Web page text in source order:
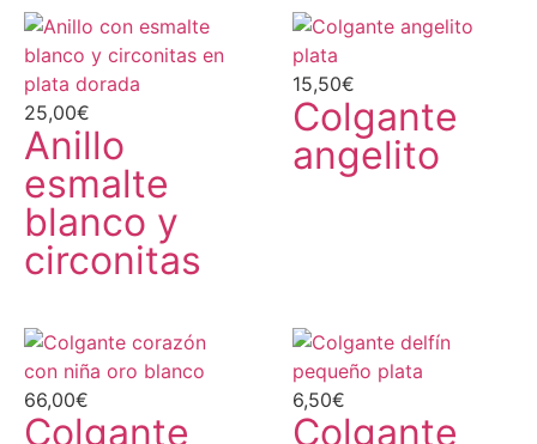
25,00€
Anillo
esmalte
blanco y
circonitas
15,50€
Colgante
angelito
66,00€
Colgante
6,50€
Colgante